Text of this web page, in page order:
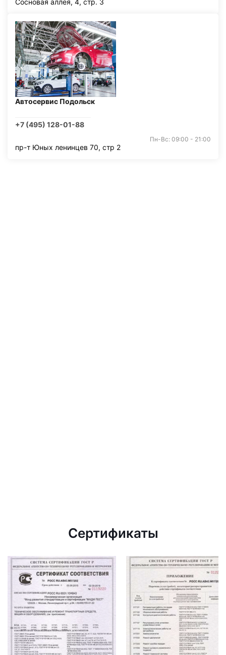
Сосновая аллея, 4, стр. 3
Автосервис Подольск
+7 (495) 128-01-88
Пн-Вс: 09:00 - 21:00
пр-т Юных ленинцев 70, стр 2
Сертификаты